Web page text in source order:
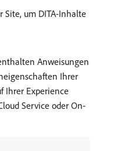
Site, um DITA-Inhalte
Anweisungen
Ihrer
Ihrer Experience
Service oder On-